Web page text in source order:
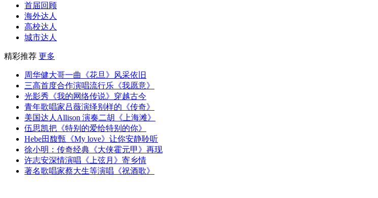
首届回顾
海外达人
高校达人
城市达人
精彩推荐 更多
周华健大哥一曲《花旦》风采依旧
三高首度合作演唱流行乐《我愿意》
光影秀《我的网络传说》穿越古今
青年歌唱家吕薇演绎别样的《传奇》
美国达人Allison 演奏二胡《上海滩》
伍思凯把《特别的爱给特别的你》
Hebe田馥甄《My love》让你安静聆听
徐小明：传奇经典《大侠霍元甲》再现
许志安深情演唱《上弦月》寄乡情
著名歌唱家蔡大生等演唱《祝酒歌》